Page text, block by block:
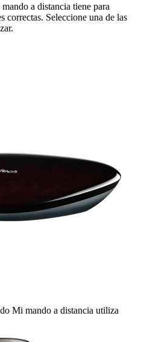
a distancia tiene para
correctas. Seleccione una de las
Mi mando a distancia utiliza